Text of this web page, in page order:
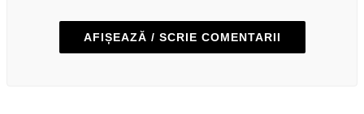
AFIȘEAZĂ / SCRIE COMENTARII